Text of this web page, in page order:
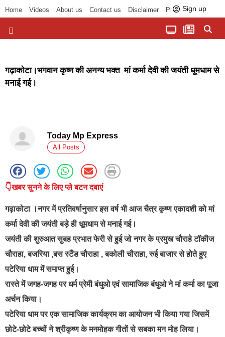
Home Videos About us Contact us Disclaimer Privacy Policy
Sign up
गढ़ाकोटा।भगवान कृष्ण की अनन्य भक्त मां कर्मा देवी की जयंती धूमधाम से
मनाई गई।
Today Mp Express
All Posts
👇खबर सुनने के लिए प्ले बटन दबाएं
गढ़ाकोटा।नगर में प्रतिवर्षानुसार इस वर्ष भी आज चैत्र कृष्ण एकादशी को मां
कर्मा देवी की जयंती बड़े ही धूमधाम से मनाई गई।
जयंती की शुरुआत सुबह प्रभात फेरी से हुई जो नगर के प्रमुख चौराहे टॉकीज
चौराहा, बजरिया ,बस स्टैंड चौराहा , बकोली चौराहा, रुई बाजार से होते हुए
पटेरिया धाम में समाप्त हुई।
रास्ते में जगह-जगह पर धर्म प्रेमी बंधुओ एवं सामाजिक बंधुओ ने मां कर्मा का पूजा
अर्चन किया।
पटेरिया धाम पर एक सामाजिक कार्यक्रम का आयोजन भी किया गया जिसमें
छोटे-छोटे बच्चों ने श्रीकृष्ण के मनमोहक गीतों से सबका मन मोह लिया।